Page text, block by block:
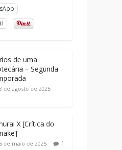
de uma
– Segunda
de agosto de 2025
X [Crítica do
de maio de 2025 1